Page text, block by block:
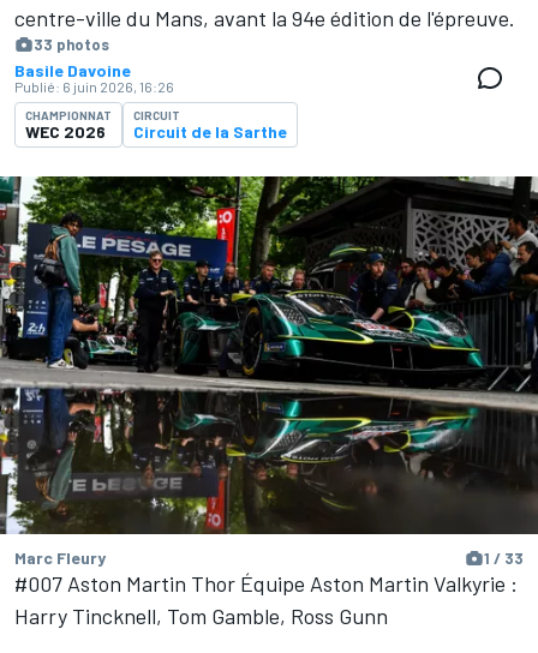
centre-ville du Mans, avant la 94e édition de l'épreuve.
33 photos
Basile Davoine
Publié: 6 juin 2026, 16:26
CHAMPIONNAT
WEC 2026
CIRCUIT
Circuit de la Sarthe
Marc Fleury 1 / 33
#007 Aston Martin Thor Équipe Aston Martin Valkyrie :
Harry Tincknell, Tom Gamble, Ross Gunn